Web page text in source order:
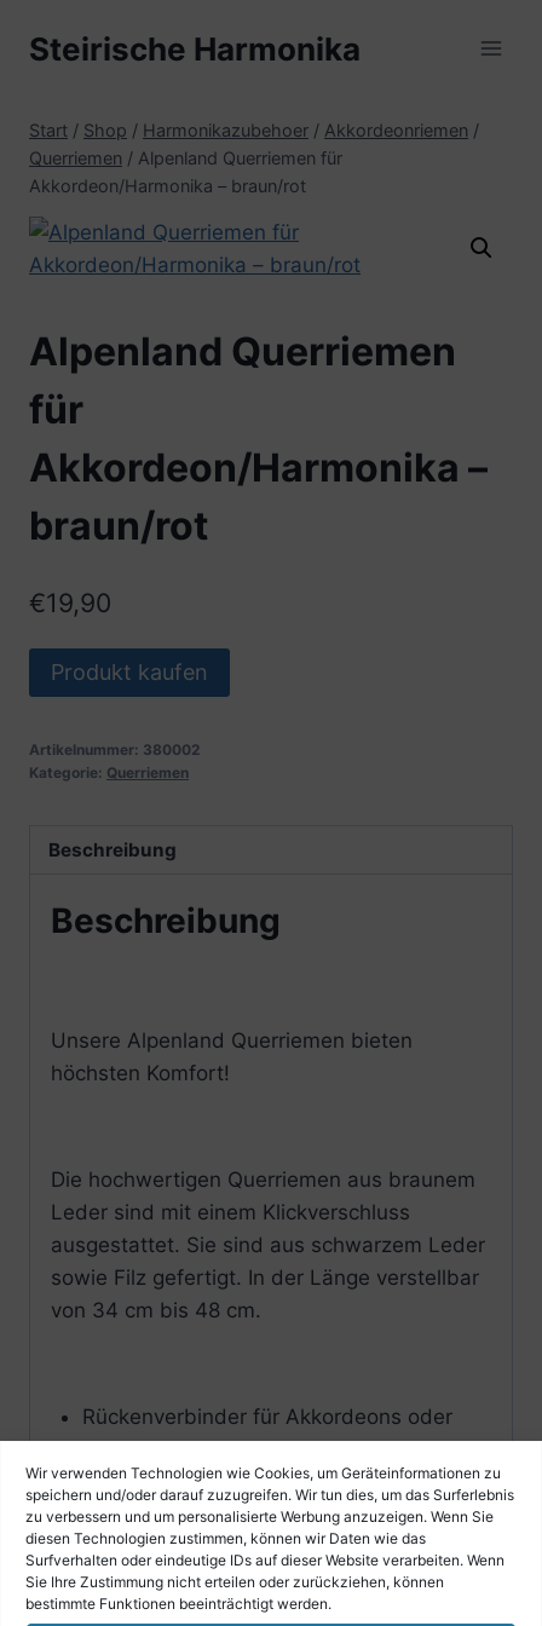
Wir verwenden Technologien wie Cookies, um Geräteinformationen zu
speichern und/oder darauf zuzugreifen. Wir tun dies, um das Surferlebnis
zu verbessern und um personalisierte Werbung anzuzeigen. Wenn Sie
diesen Technologien zustimmen, können wir Daten wie das
Surfverhalten oder eindeutige IDs auf dieser Website verarbeiten. Wenn
Sie Ihre Zustimmung nicht erteilen oder zurückziehen, können
bestimmte Funktionen beeinträchtigt werden.
InhaltSteirische Harmonika
Start / Shop / Harmonikazubehoer / Akkordeonriemen /
Querriemen / Alpenland Querriemen für
Akkordeon/Harmonika – braun/rot
Alpenland Querriemen
für
Akkordeon/Harmonika –
braun/rot
€19,90
Produkt kaufen
Artikelnummer: 380002
Kategorie: Querriemen
Beschreibung
Beschreibung
Unsere Alpenland Querriemen bieten
höchsten Komfort!
Die hochwertigen Querriemen aus braunem
Leder sind mit einem Klickverschluss
ausgestattet. Sie sind aus schwarzem Leder
sowie Filz gefertigt. In der Länge verstellbar
von 34 cm bis 48 cm.
Rückenverbinder für Akkordeons oder
mit Klickverschluss
aus braunem Leder gefertigt
rote Filzpolsterung
braune Lederausführung
in der Länge verstellbar von 34 bis 48 cm